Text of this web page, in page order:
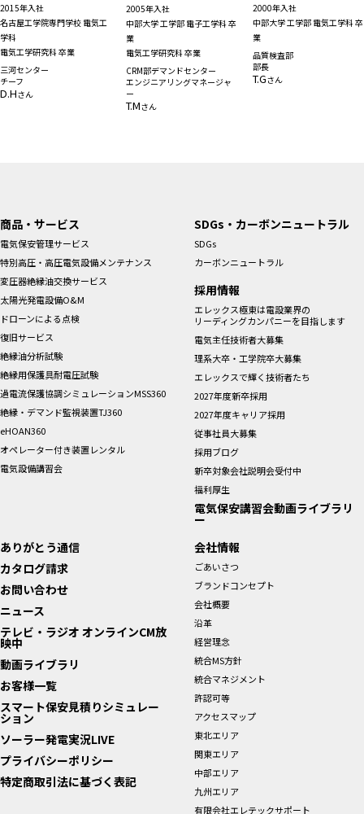
2015年入社
名古屋工学院専門学校 電気工
学科
電気工学研究科 卒業
三河センター
チーフ
D.Hさん
2005年入社
中部大学 工学部 電子工学科 卒
業
電気工学研究科 卒業
CRM部デマンドセンター
エンジニアリングマネージャ
ー
T.Mさん
2000年入社
中部大学 工学部 電気工学科 卒
業
品質検査部
部長
T.Gさん
商品・サービス
電気保安管理サービス
特別高圧・高圧電気設備メンテナンス
変圧器絶縁油交換サービス
太陽光発電設備O&M
ドローンによる点検
復旧サービス
絶縁油分析試験
絶縁用保護具耐電圧試験
過電流保護協調シミュレーションMSS360
絶縁・デマンド監視装置TJ360
eHOAN360
オペレーター付き装置レンタル
電気設備講習会
SDGs・カーボンニュートラル
SDGs
カーボンニュートラル
採用情報
エレックス極東は電設業界の
リーディングカンパニーを目指します
電気主任技術者大募集
理系大卒・工学院卒大募集
エレックスで輝く技術者たち
2027年度新卒採用
2027年度キャリア採用
従事社員大募集
採用ブログ
新卒対象会社説明会受付中
福利厚生
電気保安講習会動画ライブラリ
ー
ありがとう通信
カタログ請求
お問い合わせ
ニュース
テレビ・ラジオ オンラインCM放
映中
動画ライブラリ
お客様一覧
スマート保安見積りシミュレー
ション
ソーラー発電実況LIVE
プライバシーポリシー
特定商取引法に基づく表記
会社情報
ごあいさつ
ブランドコンセプト
会社概要
沿革
経営理念
統合MS方針
統合マネジメント
許認可等
アクセスマップ
東北エリア
関東エリア
中部エリア
九州エリア
有限会社エレテックサポート